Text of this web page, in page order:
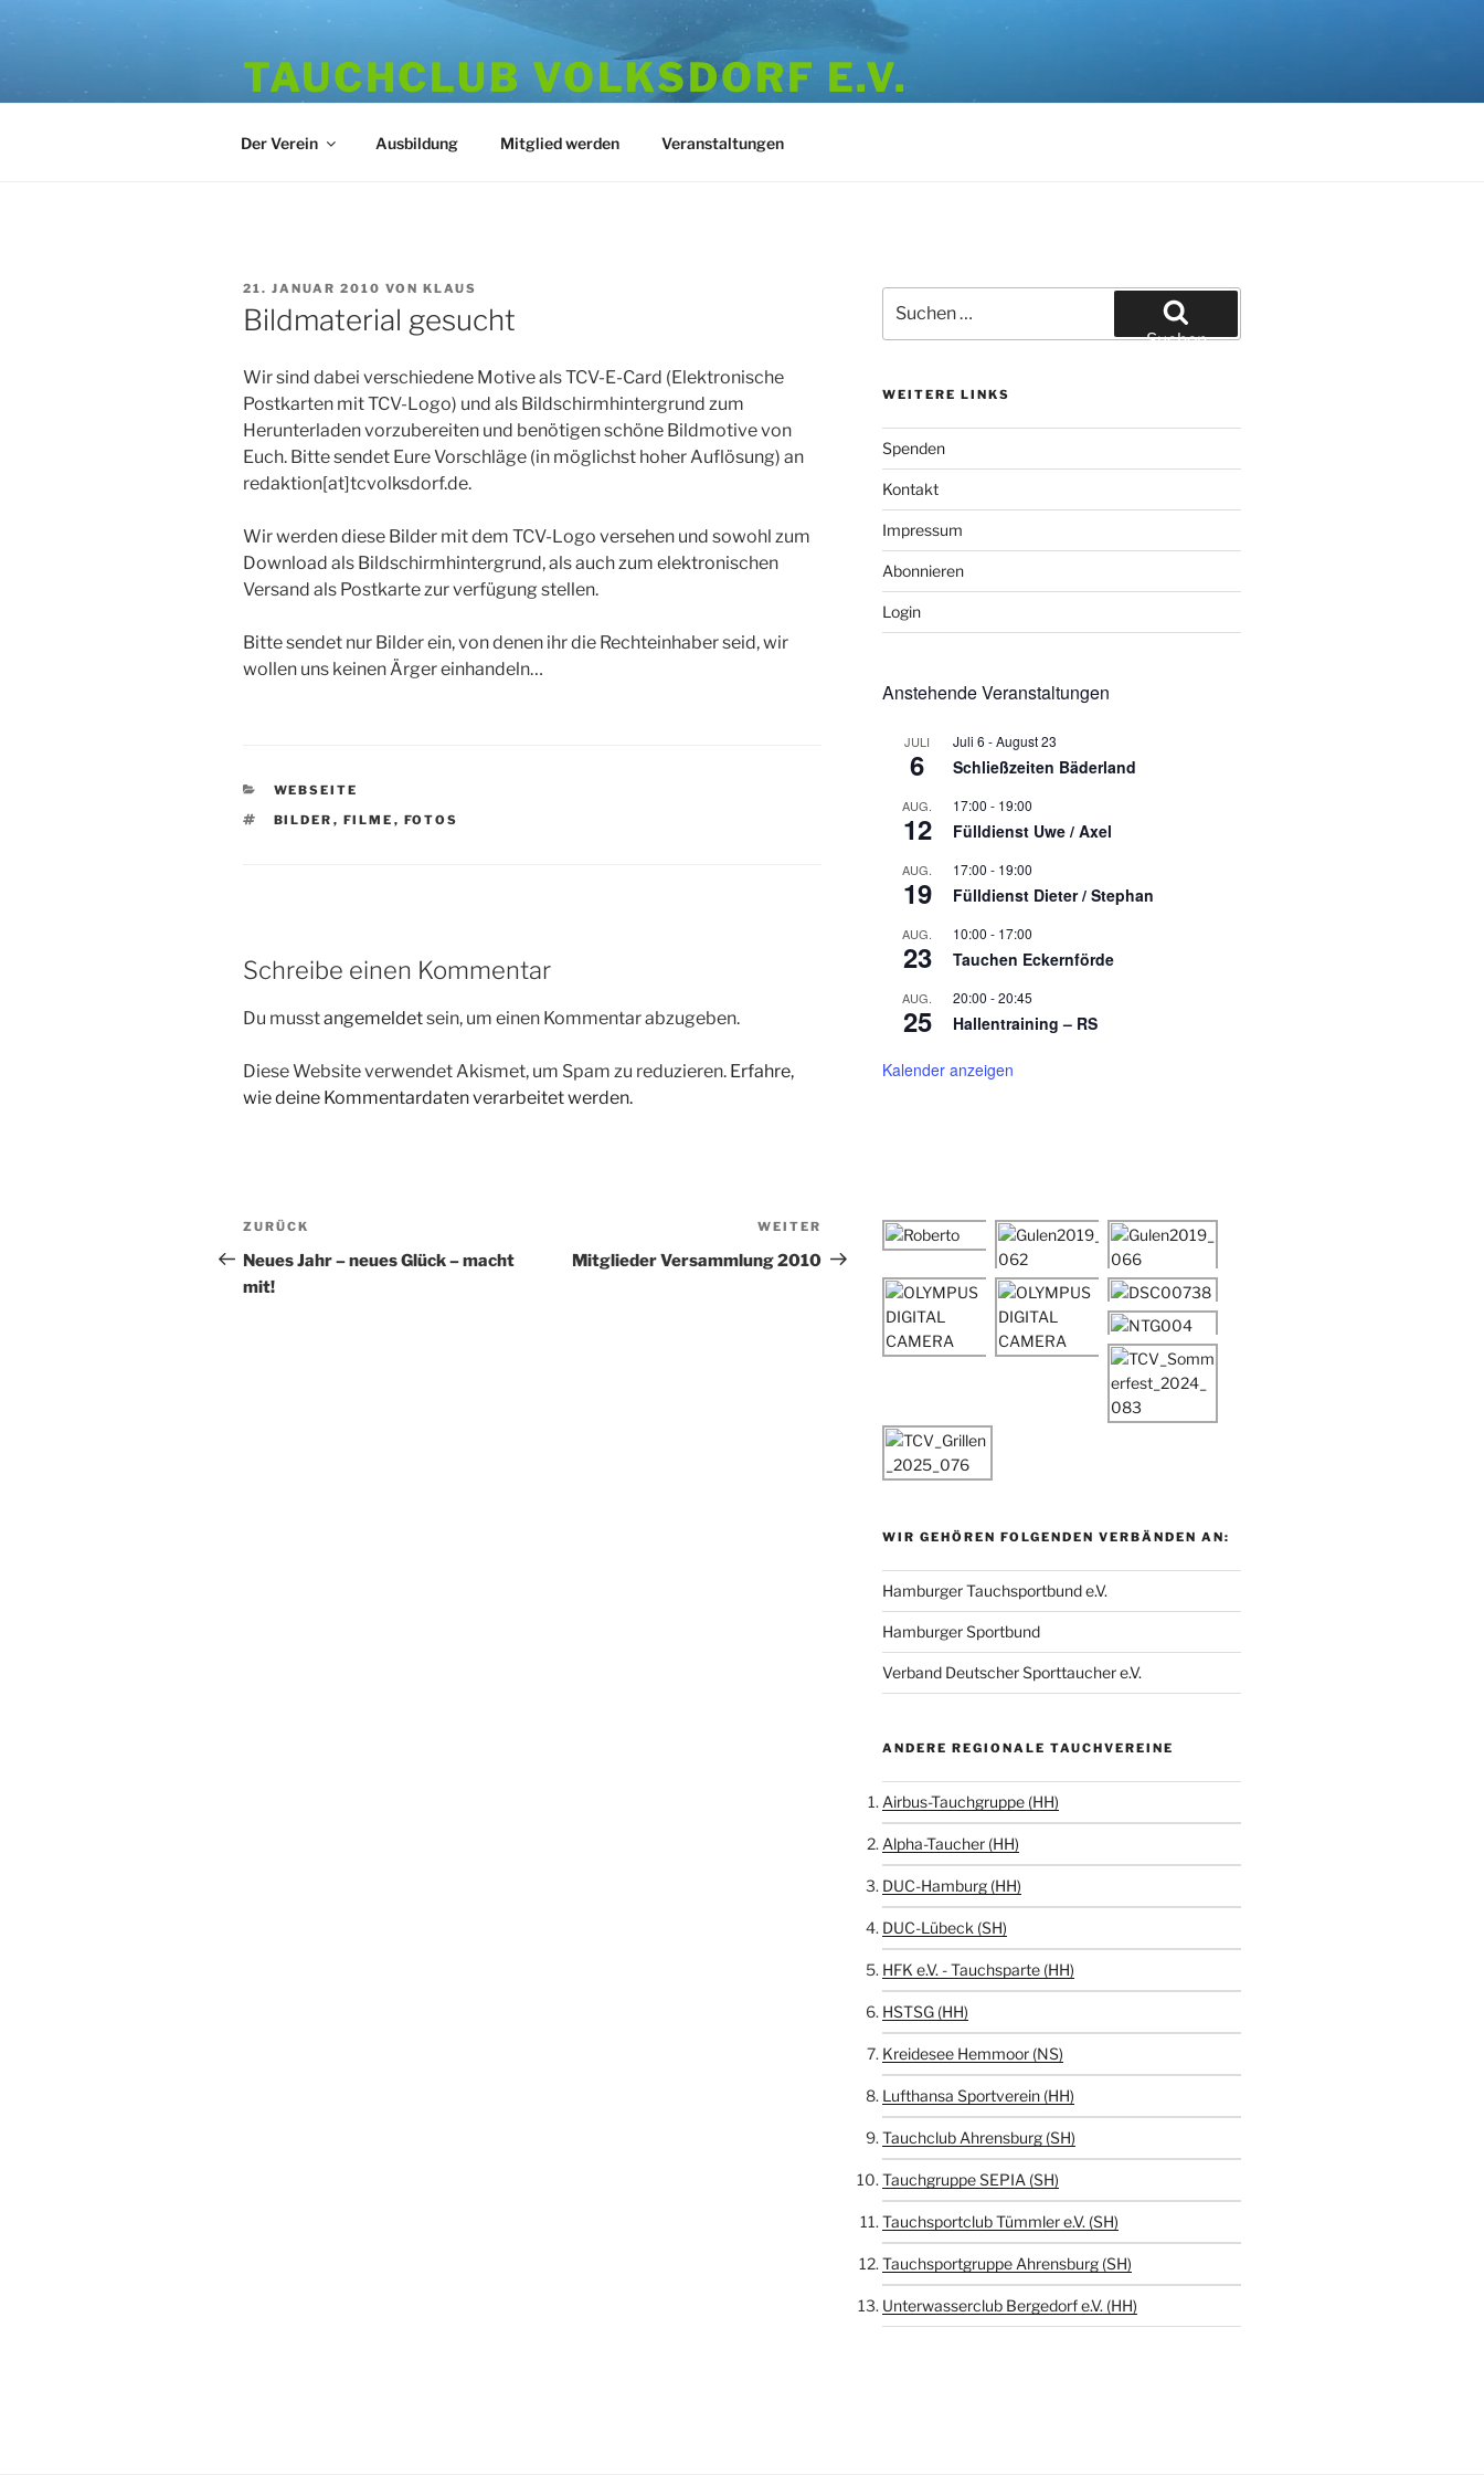
TAUCHCLUB VOLKSDORF E.V.
Der Verein Ausbildung Mitglied werden Veranstaltungen
VERÖFFENTLICHT
AM
21. JANUAR 2010 VON KLAUS
Bildmaterial gesucht
Wir sind dabei verschiedene Motive als TCV-E-Card (Elektronische
Postkarten mit TCV-Logo) und als Bildschirmhintergrund zum
Herunterladen vorzubereiten und benötigen schöne Bildmotive von
Euch. Bitte sendet Eure Vorschläge (in möglichst hoher Auflösung) an
redaktion[at]tcvolksdorf.de.
Wir werden diese Bilder mit dem TCV-Logo versehen und sowohl zum
Download als Bildschirmhintergrund, als auch zum elektronischen
Versand als Postkarte zur verfügung stellen.
Bitte sendet nur Bilder ein, von denen ihr die Rechteinhaber seid, wir
wollen uns keinen Ärger einhandeln…
KATEGORIEN
WEBSEITE
SCHLAGWÖRTER
BILDER , FILME , FOTOS
Schreibe einen Kommentar
Du musstangemeldetsein, um einen Kommentar abzugeben.
Diese Website verwendet Akismet, um Spam zu reduzieren. Erfahre,
wie deine Kommentardaten verarbeitet werden.
Beitragsnavigation
Vorheriger
Beitrag
ZURÜCK
Neues Jahr – neues Glück – macht
mit!
Nächster
Beitrag
WEITER
Mitglieder Versammlung 2010
nach:
Suchen
WEITERE LINKS
Spenden
Kontakt
Impressum
Abonnieren
Login
Anstehende Veranstaltungen
JULI
6
Juli 6 -August 23
Schließzeiten Bäderland
AUG.
12
17:00 - 19:00
Fülldienst Uwe / Axel
AUG.
19
17:00 - 19:00
Fülldienst Dieter / Stephan
AUG.
23
10:00 - 17:00
Tauchen Eckernförde
AUG.
25
20:00 -20:45
Hallentraining – RS
Kalender anzeigen
WIR GEHÖREN FOLGENDEN VERBÄNDEN AN:
Hamburger Tauchsportbund e.V.
Hamburger Sportbund
Verband Deutscher Sporttaucher e.V.
ANDERE REGIONALE TAUCHVEREINE
Airbus-Tauchgruppe (HH)
Alpha-Taucher (HH)
DUC-Hamburg (HH)
DUC-Lübeck (SH)
HFK e.V. - Tauchsparte (HH)
HSTSG (HH)
Kreidesee Hemmoor (NS)
Lufthansa Sportverein (HH)
Tauchclub Ahrensburg (SH)
Tauchgruppe SEPIA (SH)
Tauchsportclub Tümmler e.V. (SH)
Tauchsportgruppe Ahrensburg (SH)
Unterwasserclub Bergedorf e.V. (HH)